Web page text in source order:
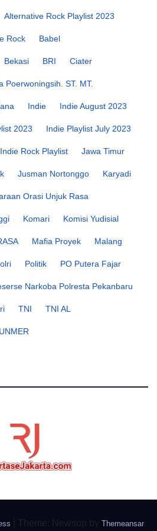
Alternative Rock Playlist 2023
Rock Babel
Bekasi BRI Ciater
Poerwoningsih. ST. MT.
Indie Indie August 2023
2023 Indie Playlist July 2023
Indie Rock Playlist Jawa Timur
Jusman Nortonggo Karyadi
Orasi Unjuk Rasa
Komari Komisi Yudisial
Mafia Proyek Malang
Politik PO Putera Fajar
Narkoba Polresta Pekanbaru
TNI TNI AL
UNMER
Theme: Newsup by Themeansar.